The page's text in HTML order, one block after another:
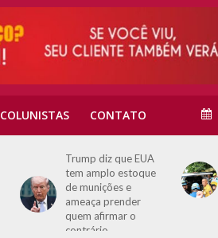
COLUNISTAS CONTATO
Trump diz que EUA
tem amplo estoque
de munições e
ameaça prender
quem afirmar o
contrário